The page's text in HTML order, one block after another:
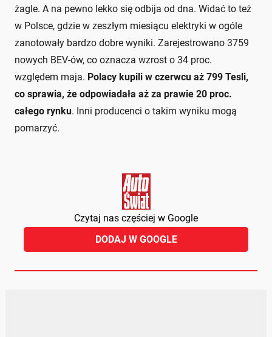
żagle. A na pewno lekko się odbija od dna. Widać to też
w Polsce, gdzie w zeszłym miesiącu elektryki w ogóle
zanotowały bardzo dobre wyniki. Zarejestrowano 3759
nowych BEV-ów, co oznacza wzrost o 34 proc.
względem maja. Polacy kupili w czerwcu aż 799 Tesli,
co sprawia, że odpowiadała aż za prawie 20 proc.
całego rynku. Inni producenci o takim wyniku mogą
pomarzyć.
Czytaj nas częściej w Google
DODAJ W GOOGLE